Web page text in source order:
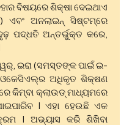
ବିଷୟରେ ଶିକ୍ଷା ଦେଇଥାଏ
ଏବଂ ଅନଲାଇନ୍ ସିଷ୍ଟମ୍᠎᠎᠎ରେ
ପଦ୍ଧତି ଅନ୍ତର୍ଭୁକ୍ତ କରେ,
ଇରା (ସମସ୍ତଙ୍କ ପାଇଁ ଇ-
ଓକେସିଏଲ୍᠎᠎᠎ର ଅଧିକୃତ ଶିକ୍ଷଣ
କିମ୍ବା କ୍ଲାଉଡ୍ ମାଧ୍ୟମରେ
I ଏହା ହେଉଛି ଏକ
I ଅଭ୍ୟାସ କରି ଶିଖିବା